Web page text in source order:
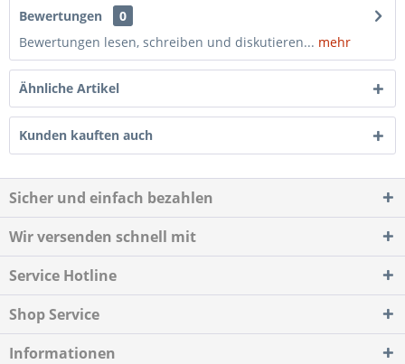
Bewertungen
0
Bewertungen lesen, schreiben und diskutieren... mehr
Ähnliche Artikel
Kunden kauften auch
Sicher und einfach bezahlen
Wir versenden schnell mit
Service Hotline
Shop Service
Informationen